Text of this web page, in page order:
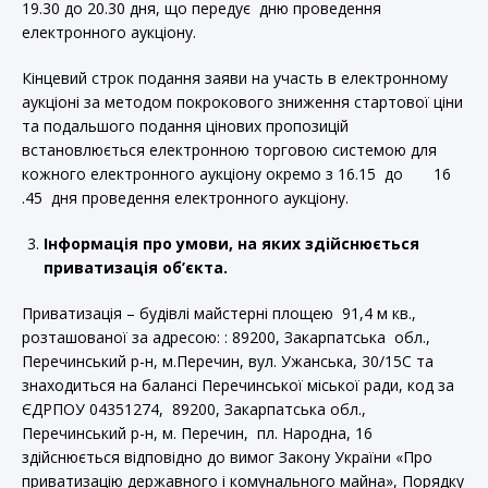
19.30 до 20.30 дня, що передує дню проведення
електронного аукціону.
Кінцевий строк подання заяви на участь в електронному
аукціоні за методом покрокового зниження стартової ціни
та подальшого подання цінових пропозицій
встановлюється електронною торговою системою для
кожного електронного аукціону окремо з 16.15 до 16
.45 дня проведення електронного аукціону.
Інформація про умови, на яких здійснюється
приватизація об’єкта.
Приватизація – будівлі майстерні площею 91,4 м кв.,
розташованої за адресою: : 89200, Закарпатська обл.,
Перечинський р-н, м.Перечин, вул. Ужанська, 30/15С та
знаходиться на балансі Перечинської міської ради, код за
ЄДРПОУ 04351274, 89200, Закарпатська обл.,
Перечинський р-н, м. Перечин, пл. Народна, 16
здійснюється відповідно до вимог Закону України «Про
приватизацію державного і комунального майна», Порядку